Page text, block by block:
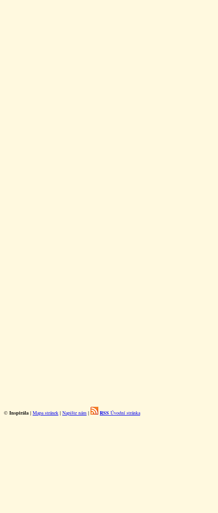
© Inspirála | Mapa stránek | Napište nám | RSS Úvodní stránka